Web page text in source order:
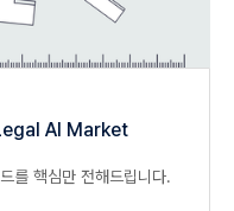
AI Market
를 핵심만 전해드립니다.